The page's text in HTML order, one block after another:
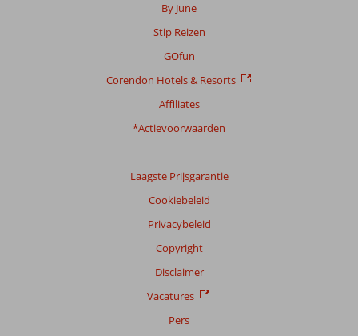
By June
Stip Reizen
GOfun
Corendon Hotels & Resorts
Affiliates
*Actievoorwaarden
Laagste Prijsgarantie
Cookiebeleid
Privacybeleid
Copyright
Disclaimer
Vacatures
Pers